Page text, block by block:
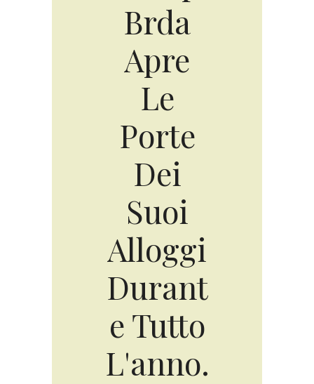
Brda
Apre
Le
Porte
Dei
Suoi
Alloggi
Durant
e Tutto
L'anno.